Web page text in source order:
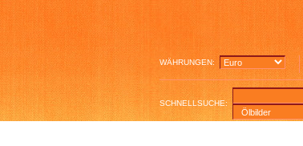
WÄHRUNGEN:
SCHNELLSUCHE: